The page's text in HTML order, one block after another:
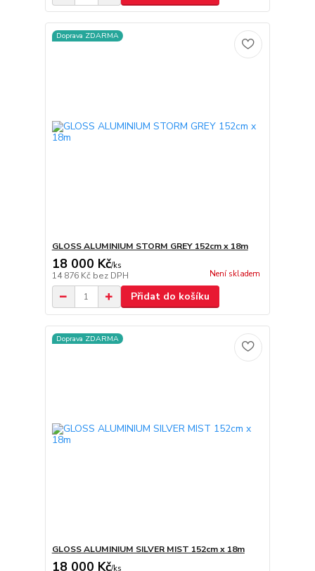
Doprava ZDARMA
GLOSS ALUMINIUM STORM GREY 152cm x 18m
18 000 Kč/ks
14 876 Kč bez DPH Není skladem
Přidat do košíku
Doprava ZDARMA
GLOSS ALUMINIUM SILVER MIST 152cm x 18m
18 000 Kč/ks